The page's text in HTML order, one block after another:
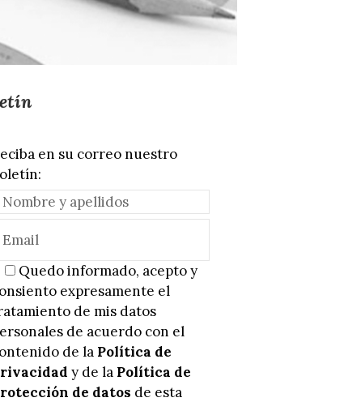
en su correo nuestro
Quedo informado, acepto y
expresamente el
de mis datos
de acuerdo con el
de la Política de
y de la Política de
de datos de esta